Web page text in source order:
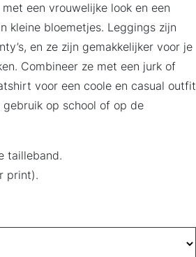
een vrouwelijke look en een
kleine bloemetjes. Leggings zijn
en ze zijn gemakkelijker voor je
Combineer ze met een jurk of
voor een coole en casual outfit
op school of op de
tailleband.
print).